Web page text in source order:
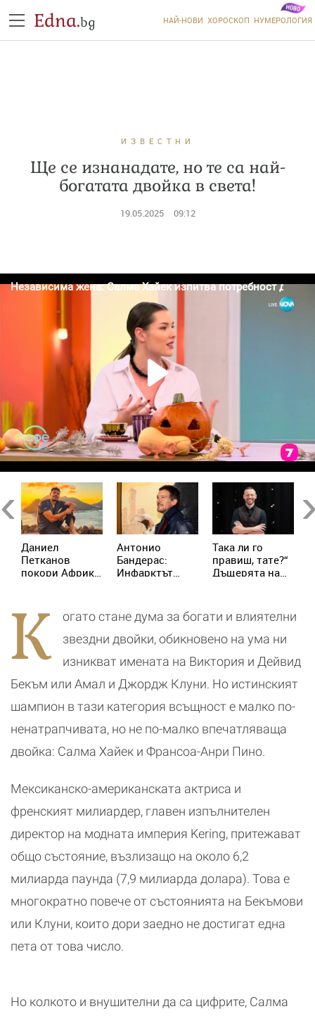
Edna.bg НАЙ-НОВИ ХОРОСКОП НУМЕРОЛОГИЯ
ИЗВЕСТНИ
Ще се изнанадате, но те са най-
богатата двойка в света!
19.05.2025 09:12
Даниел
Петканов
покори Африка:
незабравими
гледки от
Кейптаун
Антонио
Бандерас:
Инфарктът
което ми се е
случвало
Така ли го
правиш, тате?“
Дъщерята на
К
огато стане дума за богати и влиятелни
звездни двойки, обикновено на ума ни
изникват имената на Виктория и Дейвид
Бекъм или Амал и Джордж Клуни. Но истинският
шампион в тази категория всъщност е малко по-
ненатрапчивата, но не по-малко впечатляваща
двойка: Салма Хайек и Франсоа-Анри Пино.
Мексиканско-американската актриса и
френският милиардер, главен изпълнителен
директор на модната империя Kering, притежават
общо състояние, възлизащо на около 6,2
милиарда паунда (7,9 милиарда долара). Това е
многократно повече от състоянията на Бекъмови
или Клуни, които дори заедно не достигат една
пета от това число.
Но колкото и внушителни да са цифрите, Салма